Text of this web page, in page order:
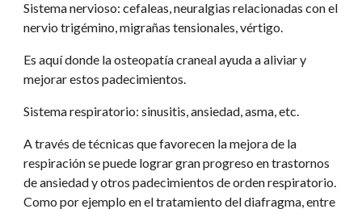
Sistema nervioso: cefaleas, neuralgias relacionadas con el
nervio trigémino, migrañas tensionales, vértigo.
Es aquí donde la osteopatía craneal ayuda a aliviar y
mejorar estos padecimientos.
Sistema respiratorio: sinusitis, ansiedad, asma, etc.
A través de técnicas que favorecen la mejora de la
respiración se puede lograr gran progreso en trastornos
de ansiedad y otros padecimientos de orden respiratorio.
Como por ejemplo en el tratamiento del diafragma, entre